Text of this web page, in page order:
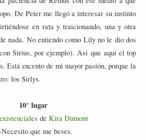
De Peter me llegó a interesar su instinto
en rata y traicionando, una y otra
nada. No entiendo como Lily no le dio dos
Sirius, por ejemplo). Así que aquí el top
Está excento de mi mayor pasión, porque la
los Sirlys.
10° lugar
de Kira Dumont
que me beses.